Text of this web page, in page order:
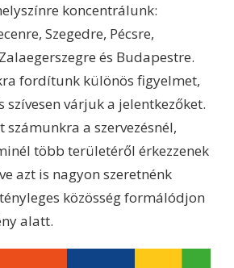
koncentrálunk:
Szegedre, Pécsre,
és Budapestre.
fordítunk különös figyelmet,
szívesen várjuk a jelentkezőket.
számunkra a szervezésnél,
több területéről érkezzenek
azt is nagyon szeretnénk
közösség formálódjon
alatt.